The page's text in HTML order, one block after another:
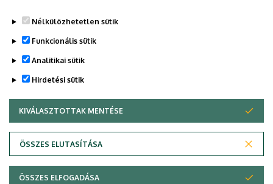
Legutóbbi frissítés: 2023. 06. 08. 11:10
Adatvédelem
Nélkülözhetetlen sütik
Funkcionális sütik
Analitikai sütik
Hirdetési sütik
KIVÁLASZTOTTAK MENTÉSE
ÖSSZES ELUTASÍTÁSA
WITHDRAW CONSENT
ÖSSZES ELFOGADÁSA